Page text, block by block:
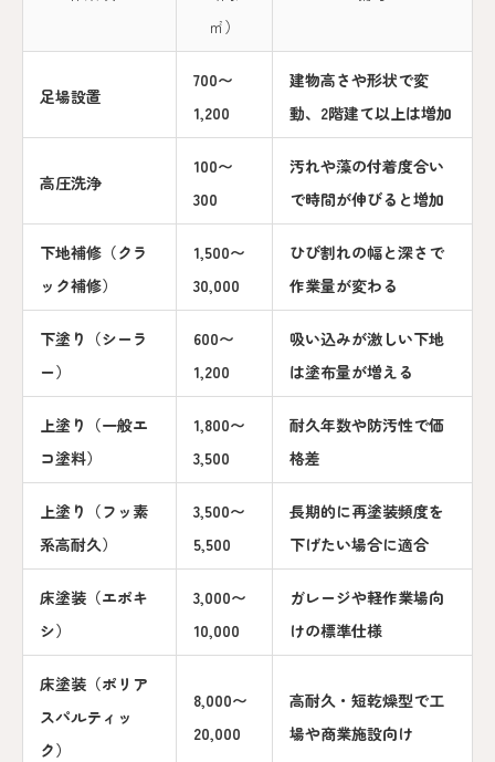
㎡）
足場設置
700〜
1,200
建物高さや形状で変
動、2階建て以上は増加
高圧洗浄
100〜
300
汚れや藻の付着度合い
で時間が伸びると増加
下地補修（クラ
ック補修）
1,500〜
30,000
ひび割れの幅と深さで
作業量が変わる
下塗り（シーラ
ー）
600〜
1,200
吸い込みが激しい下地
は塗布量が増える
上塗り（一般エ
コ塗料）
1,800〜
3,500
耐久年数や防汚性で価
格差
上塗り（フッ素
系高耐久）
3,500〜
5,500
長期的に再塗装頻度を
下げたい場合に適合
床塗装（エポキ
シ）
3,000〜
10,000
ガレージや軽作業場向
けの標準仕様
床塗装（ポリア
スパルティッ
ク）
8,000〜
20,000
高耐久・短乾燥型で工
場や商業施設向け